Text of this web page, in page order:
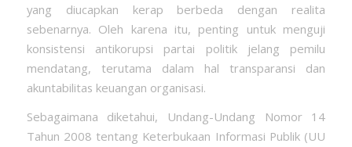
yang diucapkan kerap berbeda dengan realita
sebenarnya. Oleh karena itu, penting untuk menguji
konsistensi antikorupsi partai politik jelang pemilu
mendatang, terutama dalam hal transparansi dan
akuntabilitas keuangan organisasi.
Sebagaimana diketahui, Undang-Undang Nomor 14
Tahun 2008 tentang Keterbukaan Informasi Publik (UU